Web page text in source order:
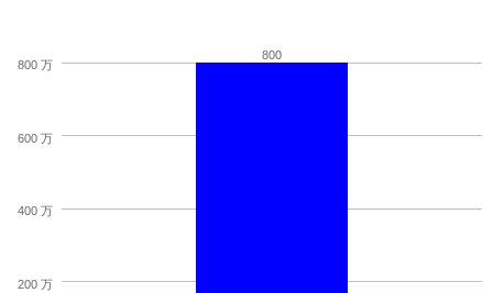
800
200 万
400 万
600 万
800 万